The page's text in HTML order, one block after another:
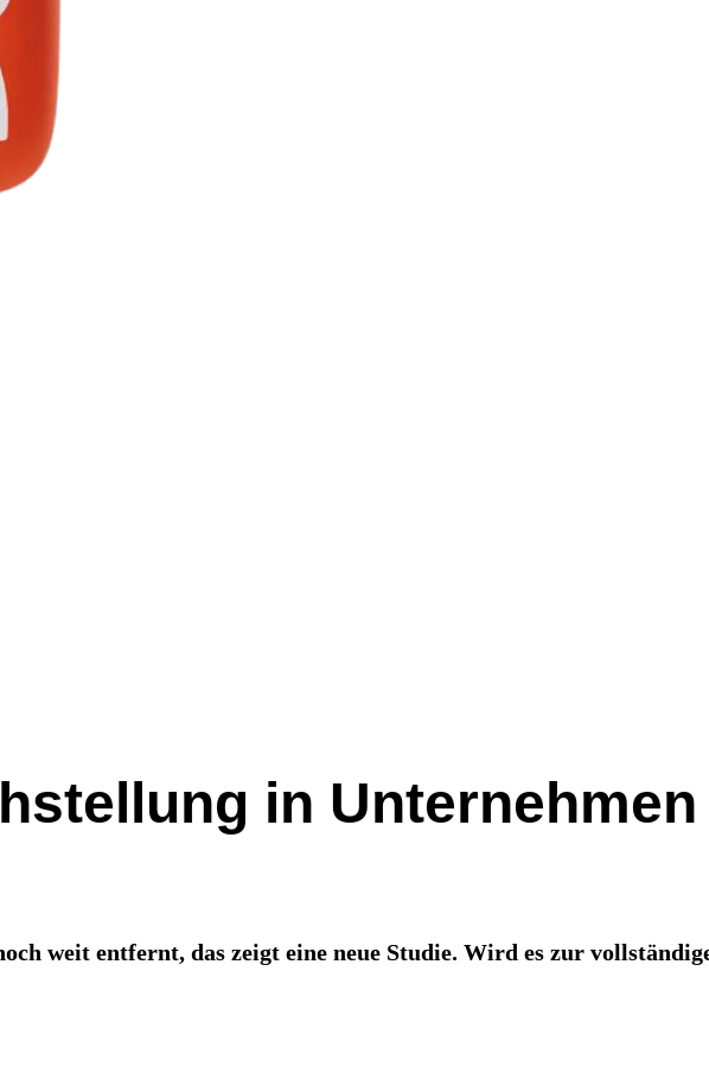
in
weit entfernt, das zeigt eine neue Studie. Wird es zur